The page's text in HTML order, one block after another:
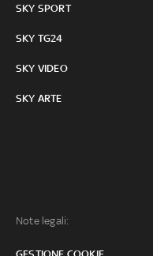
SKY SPORT
SKY TG24
SKY VIDEO
SKY ARTE
Note legali: